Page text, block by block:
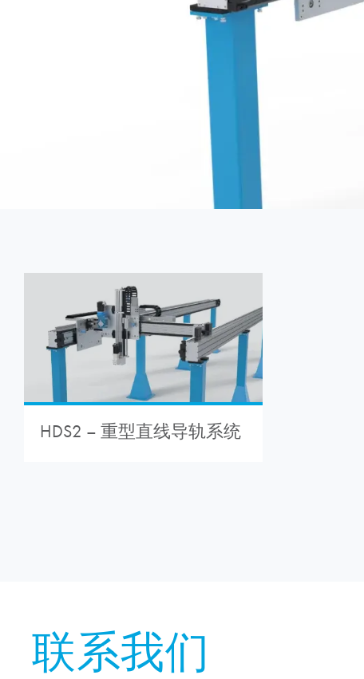
HDS2 – 重型直线导轨系统
联系我们